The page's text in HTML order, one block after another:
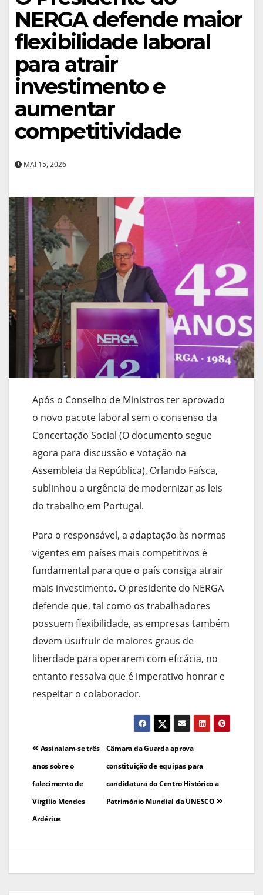
NERGA defende maior
flexibilidade laboral
para atrair
investimento e
aumentar
competitividade
MAI 15, 2026
Após o Conselho de Ministros ter aprovado
o novo pacote laboral sem o consenso da
Concertação Social (O documento segue
agora para discussão e votação na
Assembleia da República), Orlando Faísca,
sublinhou a urgência de modernizar as leis
do trabalho em Portugal.
Para o responsável, a adaptação às normas
vigentes em países mais competitivos é
fundamental para que o país consiga atrair
mais investimento. O presidente do NERGA
defende que, tal como os trabalhadores
possuem flexibilidade, as empresas também
devem usufruir de maiores graus de
liberdade para operarem com eficácia, no
entanto ressalva que é imperativo honrar e
respeitar o colaborador.
Navegação
de
artigos
Câmara da Guarda aprova
constituição de equipas para
candidatura do Centro Histórico a
Património Mundial da UNESCO
Assinalam-se três
anos sobre o
falecimento de
Virgílio Mendes
Ardérius